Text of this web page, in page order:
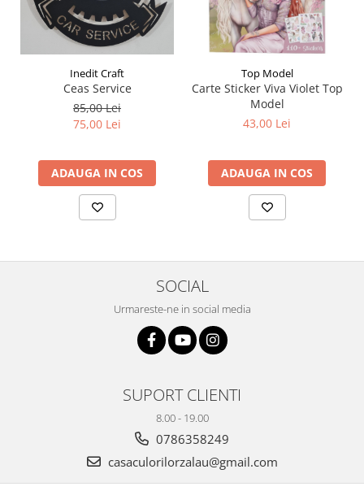
Markere Permanente
Markere Whiteboard
Penare
Pensule scolare
Picuri si corectoare
Radiere scoala
Table magnetice si de pluta
Inedit Craft
Ceas Service
85,00 Lei
75,00 Lei
ADAUGA IN COS
Top Model
Carte Sticker Viva Violet Top
Model
43,00 Lei
ADAUGA IN COS
SOCIAL
Urmareste-ne in social media
SUPORT CLIENTI
8.00 - 19.00
0786358249
casaculorilorzalau@gmail.com